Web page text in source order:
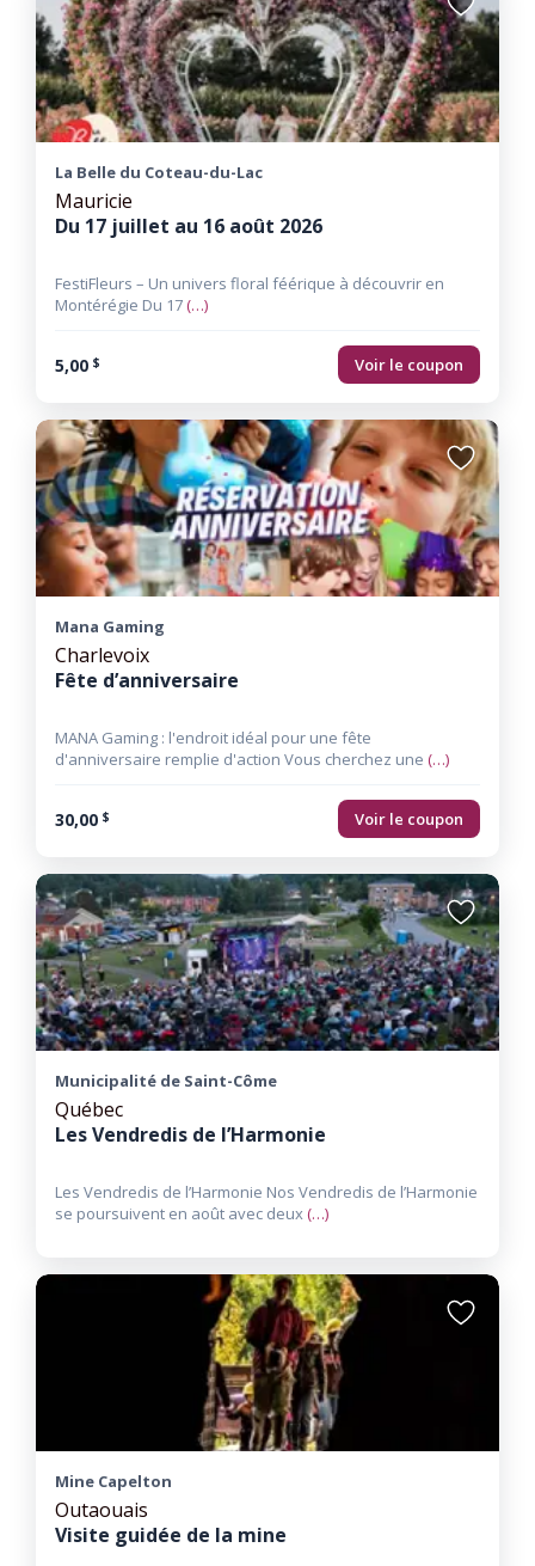
Ajouter
aux
favoris
La Belle du Coteau-du-Lac
Mauricie
Du 17 juillet au 16 août 2026
FestiFleurs – Un univers floral féérique à découvrir en
Montérégie Du 17(…)
5,00 $ Voir le coupon
Ajouter
aux
favoris
Mana Gaming
Charlevoix
Fête d’anniversaire
MANA Gaming : l'endroit idéal pour une fête
d'anniversaire remplie d'action Vous cherchez une (…)
30,00 $ Voir le coupon
Ajouter
aux
favoris
Municipalité de Saint-Côme
Québec
Les Vendredis de l’Harmonie
Les Vendredis de l’Harmonie Nos Vendredis de l’Harmonie
se poursuivent en août avec deux(…)
Ajouter
Mine Capelton
Outaouais
Visite guidée de la mine